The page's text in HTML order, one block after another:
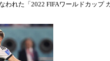
れた「2022 FIFAワールドカップ